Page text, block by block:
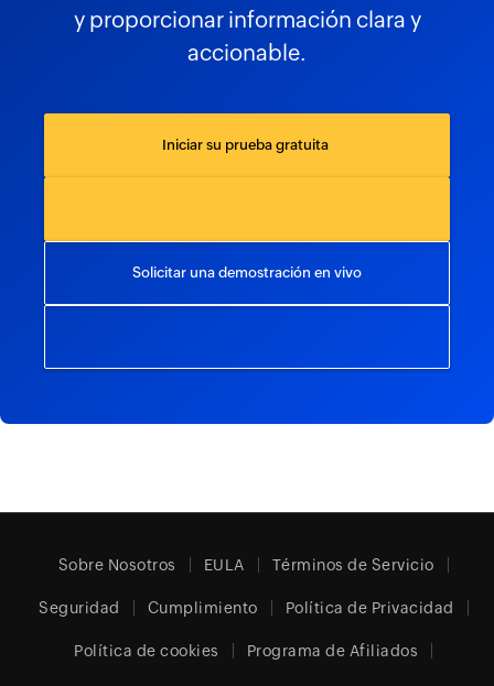
y proporcionar información clara y
accionable.
Iniciar su prueba gratuita
Solicitar una demostración en vivo
Sobre Nosotros EULA Términos de Servicio
Seguridad Cumplimiento Política de Privacidad
Política de cookies Programa de Afiliados